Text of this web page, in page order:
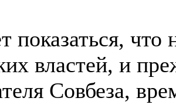
что
властей, и
Совбеза,